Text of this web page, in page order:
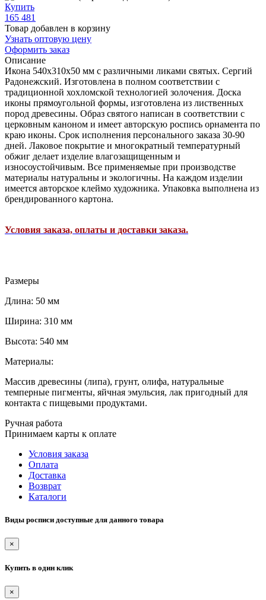
Купить
165 481
Товар добавлен в корзину
Узнать оптовую цену
Оформить заказ
Описание
Икона 540х310х50 мм с различными ликами святых. Сергий
Радонежский. Изготовлена в полном соответствии с
традиционной хохломской технологией золочения. Доска
иконы прямоугольной формы, изготовлена из лиственных
пород древесины. Образ святого написан в соответствии с
церковным каноном и имеет авторскую роспись орнамента по
краю иконы. Срок исполнения персонального заказа 30-90
дней. Лаковое покрытие и многократный температурный
обжиг делает изделие влагозащищенным и
износоустойчивым. Все применяемые при производстве
материалы натуральны и экологичны. На каждом изделии
имеется авторское клеймо художника. Упаковка выполнена из
брендированного картона.
Условия заказа, оплаты и доставки заказа.
Размеры
Длина: 50 мм
Ширина: 310 мм
Высота: 540 мм
Материалы:
Массив древесины (липа), грунт, олифа, натуральные
темперные пигменты, яйчная эмульсия, лак пригодный для
контакта с пищевыми продуктами.
Ручная работа
Принимаем карты к оплате
Условия заказа
Оплата
Доставка
Возврат
Каталоги
Виды росписи доступные для данного товара
×
Купить в один клик
×